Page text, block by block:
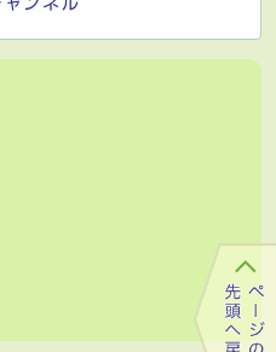
ンネル